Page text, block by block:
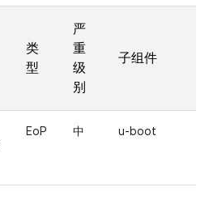
类
型
严
重
级
别
子组件
EoP 中 u-boot